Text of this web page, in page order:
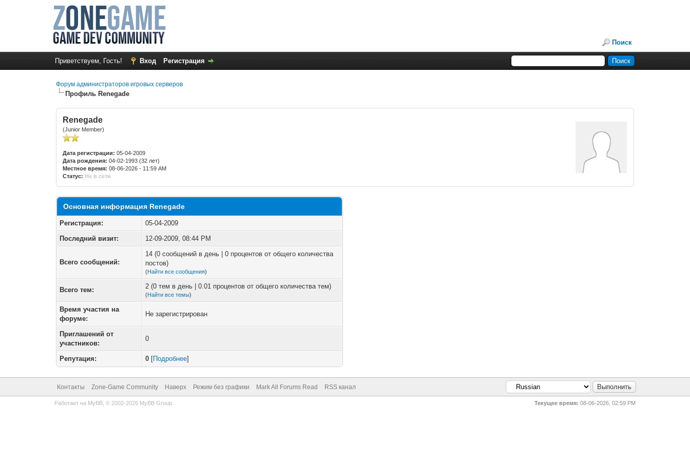
Поиск
Приветствуем, Гость! Вход Регистрация
Форум администраторов игровых серверов
Профиль Renegade
Renegade
(Junior Member)
Дата регистрации: 05-04-2009
Дата рождения: 04-02-1993 (32 лет)
Местное время: 08-06-2026 - 11:59 AM
Статус: Не в сети
Основная информация Renegade
Регистрация:
05-04-2009
Последний визит:
12-09-2009, 08:44 PM
Всего сообщений:
14 (0 сообщений в день | 0 процентов от общего количества
постов)
(Найти все сообщения)
Всего тем: 2 (0 тем в день | 0.01 процентов от общего количества тем)
(Найти все темы)
Время участия на
форуме:
Не зарегистрирован
Приглашений от
участников:
0
Репутация: 0 [Подробнее]
Контакты Zone-Game Community Наверх Режим без графики Mark All Forums Read RSS канал
Текущее время: 08-06-2026, 02:59 PM
Работает на MyBB, © 2002-2026 MyBB Group.